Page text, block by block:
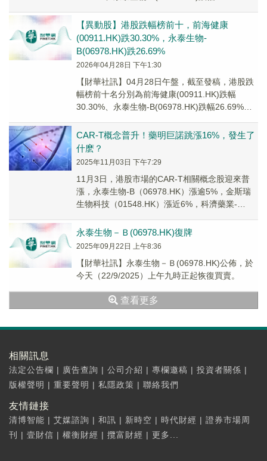
【異動股】港股跌幅榜前十，前海健康
(00911.HK)跌30.30%，永泰生物-
B(06978.HK)跌26.69%
2026年04月28日 下午1:30
【財華社訊】04月28日午盤，截至發稿，港股跌
幅榜前十名分別為前海健康(00911.HK)跌幅
30.30%、永泰生物-B(06978.HK)跌幅26.69%、
CAR-T概念普升！藥明巨諾跳漲16%，發生了
什麽？
2025年11月03日 下午7:29
11月3日，港股市場的CAR-T相關概念股迎來普
漲，永泰生物-B（06978.HK）漲逾5%，金斯瑞
生物科技（01548.HK）漲近6%，科濟藥業-
永泰生物－Ｂ(06978.HK)復牌
2025年09月22日 上午8:36
【財華社訊】永泰生物－Ｂ(06978.HK)公佈，於
今天（22/9/2025）上午九時正起恢復買賣。
查看更多
相關訊息
法定公告欄 | 廣告查詢 | 公司介紹 | 專欄邀稿 | 投資者關係 |
版權聲明 | 重要聲明 | 私隱政策 | 聯絡我們
友情鏈接
清博智能 | 艾媒諮詢 | 和訊 | 新時空 | 時代財經 | 證券市場周
刊
| 壹財信 | 權衡財經 | 攬富財經 | 更多...